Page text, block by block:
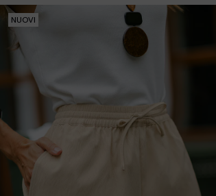
NUOVI